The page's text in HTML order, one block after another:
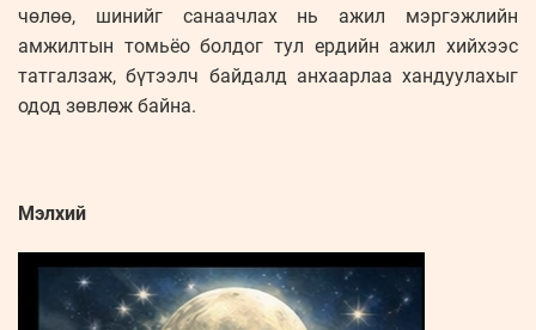
чөлөө, шинийг санаачлах нь ажил мэргэжлийн
амжилтын томьёо болдог тул ердийн ажил хийхээс
татгалзаж, бүтээлч байдалд анхаарлаа хандуулахыг
одод зөвлөж байна.
Мэлхий